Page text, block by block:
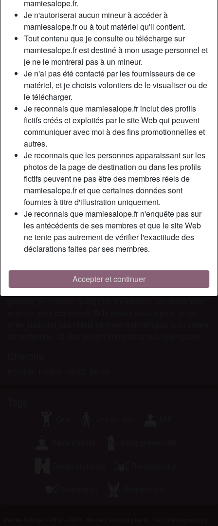
mamiesalope.fr.
Je n'autoriserai aucun mineur à accéder à
mamiesalope.fr ou à tout matériel qu'il contient.
Tout contenu que je consulte ou télécharge sur
mamiesalope.fr est destiné à mon usage personnel et
je ne le montrerai pas à un mineur.
Je n'ai pas été contacté par les fournisseurs de ce
matériel, et je choisis volontiers de le visualiser ou de
le télécharger.
Je reconnais que mamiesalope.fr inclut des profils
fictifs créés et exploités par le site Web qui peuvent
communiquer avec moi à des fins promotionnelles et
autres.
Je reconnais que les personnes apparaissant sur les
photos de la page de destination ou dans les profils
fictifs peuvent ne pas être des membres réels de
mamiesalope.fr et que certaines données sont
fournies à titre d'illustration uniquement.
Je reconnais que mamiesalope.fr n'enquête pas sur
les antécédents de ses membres et que le site Web
ne tente pas autrement de vérifier l'exactitude des
déclarations faites par ses membres.
Accepter et continuer
Nickname:
RelationInfidele
Âge:
49
Pays:
France
Département:
Moselle
Sexe:
Femme
Sexualité:
Hétéro
Relation:
Couleur des cheveux:
Foncé
Couleur des yeux:
Bleu
Taille:
168 cm
Poids:
Épilé(e):
Épilé(e)
Fumeur(euse):
À l'occasion
Description
Je suis une femme mariée pour une relation infidèle . Je
recherche un homme de 24 à 50 ans qui pourrait me
donner du plaisir pas comme mon mari qui me fait le coup
du missionnaire pendant trois minutes et qui s’endort sur
mariage j’ai déjà besoin d’aller voir ailleurs pour avoir une
vie sexuelle normale. Vous l’aurez donc compris les